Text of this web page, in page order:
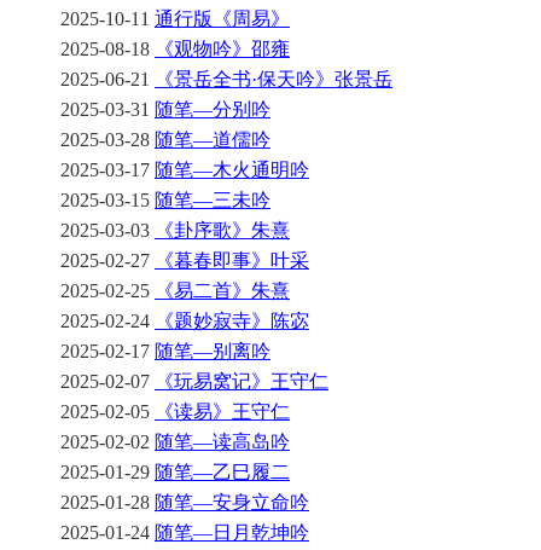
2025-10-11 通行版《周易》
2025-08-18
《观物吟》邵雍
2025-06-21
《景岳全书·保天吟》张景岳
2025-03-31 随笔—分别吟
2025-03-28 随笔—道儒吟
2025-03-17 随笔—木火通明吟
2025-03-15 随笔—三未吟
2025-03-03
《卦序歌》朱熹
2025-02-27
《暮春即事》叶采
2025-02-25
《易二首》朱熹
2025-02-24
《题妙寂寺》陈宓
2025-02-17 随笔—别离吟
2025-02-07
《玩易窝记》王守仁
2025-02-05
《读易》王守仁
2025-02-02 随笔—读高岛吟
2025-01-29 随笔—乙巳履二
2025-01-28 随笔—安身立命吟
2025-01-24 随笔—日月乾坤吟